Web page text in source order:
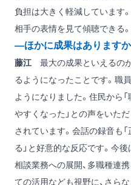
負担は大きく軽減しています。
相手の表情を見て傾聴できる
―ほかに成果はありますか
藤江 最大の成果といえるの
るようになったことです。職
ようになりました。住民から
やすくなった」との声をいた
されています。会話の録音も
る」と好意的な反応です。今
相談業務への展開、多職種連
ての活用なども視野に、さら